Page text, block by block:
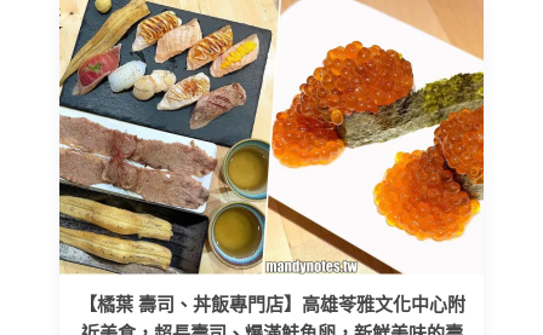
【橘葉 壽司、丼飯專門店】高雄苓雅文化中心附